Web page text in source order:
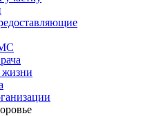
жизни